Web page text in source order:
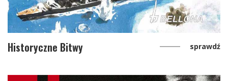
Historyczne Bitwy sprawdź